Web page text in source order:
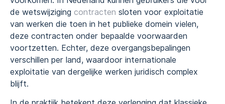
de wetswijziging contracten sloten voor exploitatie
van werken die toen in het publieke domein vielen,
deze contracten onder bepaalde voorwaarden
voortzetten. Echter, deze overgangsbepalingen
verschillen per land, waardoor internationale
exploitatie van dergelijke werken juridisch complex
blijft.